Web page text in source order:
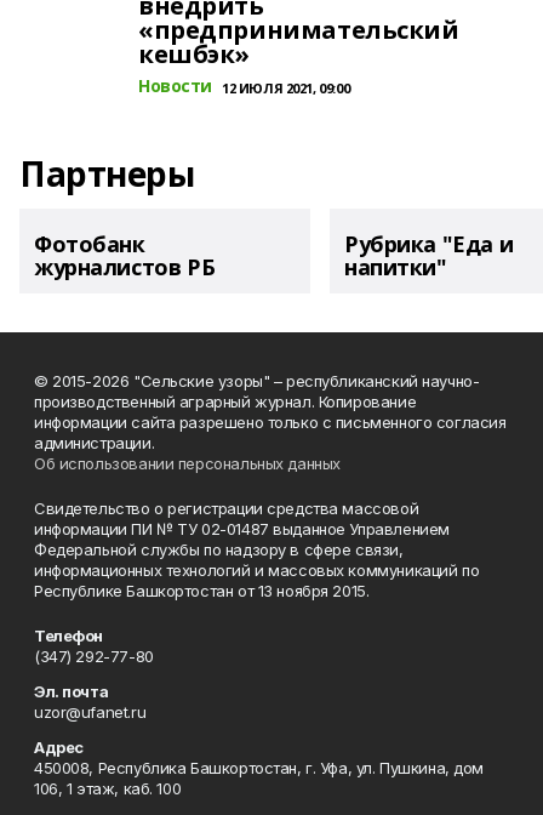
«предпринимательский
кешбэк»
Новости 12 ИЮЛЯ 2021, 09:00
Партнеры
Фотобанк
журналистов РБ
Рубрика "Еда и
напитки"
© 2015-2026 "Сельские узоры" – республиканский научно-
производственный аграрный журнал. Копирование
информации сайта разрешено только с письменного согласия
администрации.
Об использовании персональных данных
Свидетельство о регистрации средства массовой
информации ПИ № ТУ 02-01487 выданное Управлением
Федеральной службы по надзору в сфере связи,
информационных технологий и массовых коммуникаций по
Республике Башкортостан от 13 ноября 2015.
Телефон
(347) 292-77-80
Эл. почта
uzor@ufanet.ru
Адрес
450008, Республика Башкортостан, г. Уфа, ул. Пушкина, дом
106, 1 этаж, каб. 100